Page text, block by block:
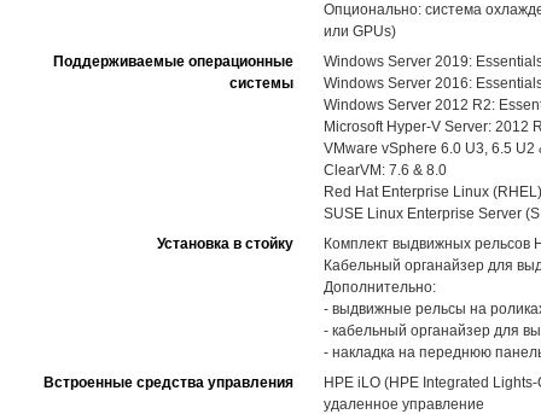
Опционально: система
или GPUs)
Поддерживаемые операционные
системы
Windows Server 2019:
Windows Server 2016:
Windows Server 2012 R2:
Microsoft Hyper-V Server: 2012
VMware vSphere 6.0 U3, 6.5 U2
ClearVM: 7.6 & 8.0
Red Hat Enterprise Linux
SUSE Linux Enterprise Server
Установка в стойку
Комплект выдвижных рельсов
Кабельный органайзер для
Дополнительно:
- выдвижные рельсы на
- кабельный органайзер для
- накладка на переднюю
Встроенные средства управления
HPE iLO (HPE Integrated
удаленное управление